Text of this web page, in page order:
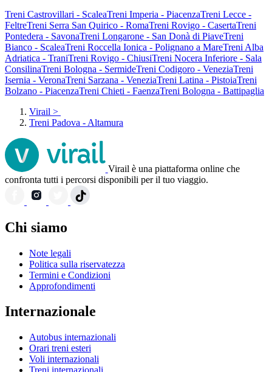
Treni Castrovillari - ScaleaTreni Imperia - PiacenzaTreni Lecce -
FeltreTreni Serra San Quirico - RomaTreni Rovigo - CasertaTreni
Pontedera - SavonaTreni Longarone - San Donà di PiaveTreni
Bianco - ScaleaTreni Roccella Ionica - Polignano a MareTreni Alba
Adriatica - TraniTreni Rovigo - ChiusiTreni Nocera Inferiore - Sala
ConsilinaTreni Bologna - SermideTreni Codigoro - VeneziaTreni
Isernia - VeronaTreni Sarzana - VeneziaTreni Latina - PistoiaTreni
Bolzano - PiacenzaTreni Chieti - FaenzaTreni Bologna - Battipaglia
Virail >
Treni Padova - Altamura
Virail è una piattaforma online che
confronta tutti i percorsi disponibili per il tuo viaggio.
Chi siamo
Note legali
Politica sulla riservatezza
Termini e Condizioni
Approfondimenti
Internazionale
Autobus internazionali
Orari treni esteri
Voli internazionali